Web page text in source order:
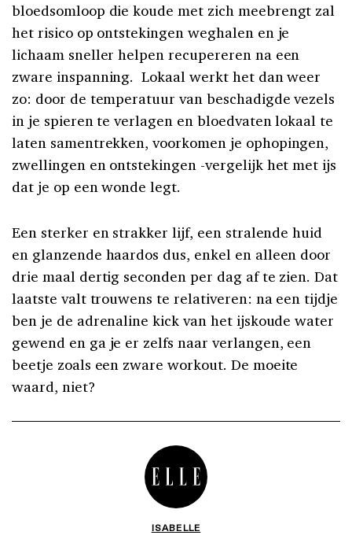
bloedsomloop die koude met zich meebrengt zal
het risico op ontstekingen weghalen en je
lichaam sneller helpen recupereren na een
zware inspanning. Lokaal werkt het dan weer
zo: door de temperatuur van beschadigde vezels
in je spieren te verlagen en bloedvaten lokaal te
laten samentrekken, voorkomen je ophopingen,
zwellingen en ontstekingen -vergelijk het met ijs
dat je op een wonde legt.
Een sterker en strakker lijf, een stralende huid
en glanzende haardos dus, enkel en alleen door
drie maal dertig seconden per dag af te zien. Dat
laatste valt trouwens te relativeren: na een tijdje
ben je de adrenaline kick van het ijskoude water
gewend en ga je er zelfs naar verlangen, een
beetje zoals een zware workout. De moeite
waard, niet?
ISABELLE